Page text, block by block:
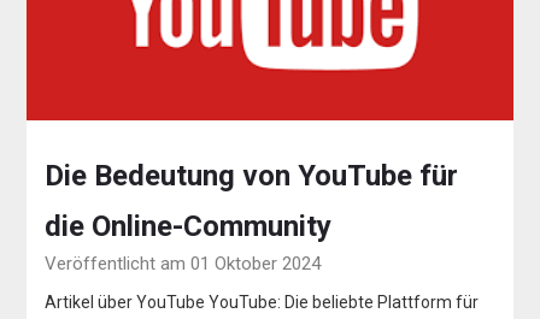
Die Bedeutung von YouTube für
die Online-Community
Veröffentlicht am 01 Oktober 2024
Artikel über YouTube YouTube: Die beliebte Plattform für